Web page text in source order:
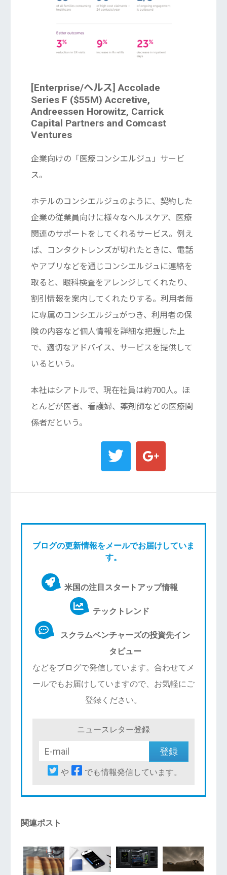
[Enterprise/ヘルス] Accolade
Series F ($55M) Accretive,
Andreessen Horowitz, Carrick
Capital Partners and Comcast
Ventures
企業向けの「医療コンシエルジュ」サービ
ス。
ホテルのコンシエルジュのように、契約した
企業の従業員向けに様々なヘルスケア、医療
関連のサポートをしてくれるサービス。例え
ば、コンタクトレンズが切れたときに、電話
やアプリなどを通じコンシエルジュに連絡を
取ると、眼科検査をアレンジしてくれたり、
割引情報を案内してくれたりする。利用者毎
に専属のコンシエルジュがつき、利用者の保
険の内容など個人情報を詳細な把握した上
で、適切なアドバイス、サービスを提供して
いるという。
本社はシアトルで、現在社員は約700人。ほ
とんどが医者、看護婦、薬剤師などの医療関
係者だという。
ブログの更新情報をメールでお届けしていま
す。
米国の注目スタートアップ情報
テックトレンド
スクラムベンチャーズの投資先イン
タビュー
などをブログで発信しています。合わせてメ
ールでもお届けしていますので、お気軽にご
登録ください。
ニュースレター登録
や でも情報発信しています。
関連ポスト